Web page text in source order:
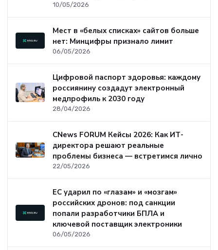
10/05/2026
Мест в «белых списках» сайтов больше
нет: Минцифры признало лимит
06/05/2026
Цифровой паспорт здоровья: каждому
россиянину создадут электронный
медпрофиль к 2030 году
28/04/2026
CNews FORUM Кейсы 2026: Как ИТ-
директора решают реальные
проблемы бизнеса — встретимся лично
22/05/2026
ЕС ударил по «глазам» и «мозгам»
российских дронов: под санкции
попали разработчики БПЛА и
ключевой поставщик электроники
06/05/2026